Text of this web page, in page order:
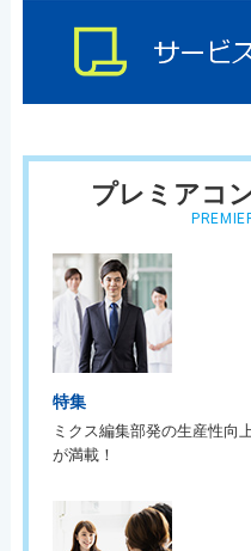
プレミアコ
特集
ミクス編集部発の生産性向
が満載！